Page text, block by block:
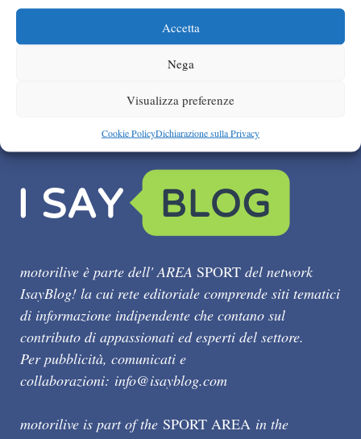
Accetta
Nega
Visualizza preferenze
Cookie PolicyDichiarazione sulla Privacy
obbligatori in Italia
Le caratteristiche del motore Turbo 100 di
motorilive è parte dell' AREA SPORT del network
IsayBlog! la cui rete editoriale comprende siti tematici
di informazione indipendente che contano sul
contributo di appassionati ed esperti del settore.
Per pubblicità, comunicati e
collaborazioni: info@isayblog.com
motorilive is part of the SPORT AREA in the